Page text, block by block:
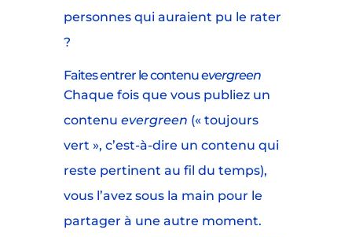
personnes qui auraient pu le rater
?
Faites entrer le contenu evergreen
Chaque fois que vous publiez un
contenu evergreen (« toujours
vert », c’est-à-dire un contenu qui
reste pertinent au fil du temps),
vous l’avez sous la main pour le
partager à une autre moment.